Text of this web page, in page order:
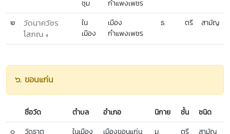
ชุม
กำแพงเพชร
๒
วัดนาควัชร
โสภณ
ใน
เมือง
เมือง
กำแพงเพชร
ธ. ตรี สามัญ
๖. ขอนแก่น
ชื่อวัด ตำบล อำเภอ นิกาย ชั้น
ชนิด
๑
วัดธาตุ ในเมือง เมืองขอนแก่น ม. ตรี
สามัญ